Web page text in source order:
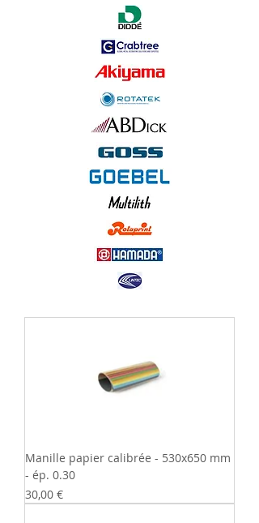
Manille papier calibrée - 530x650 mm
- ép. 0.30
Prix
30,00 €